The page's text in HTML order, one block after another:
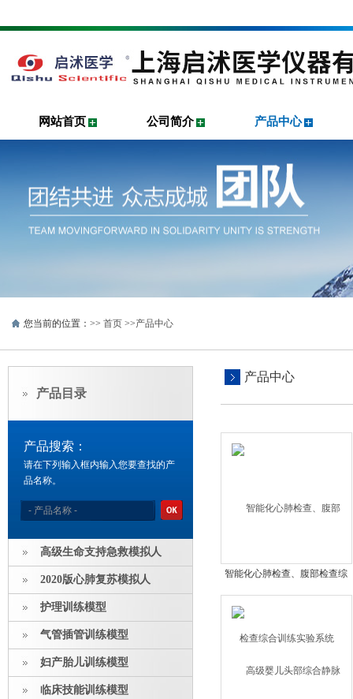
网站首页 公司简介 产品中心
您当前的位置：>> 首页 >>产品中心
产品目录
产品搜索：
请在下列输入框内输入您要查找的产
品名称。
高级生命支持急救模拟人
2020版心肺复苏模拟人
护理训练模型
气管插管训练模型
妇产胎儿训练模型
临床技能训练模型
产品中心
智能化心肺检查、腹部检查综
合训练实验系统